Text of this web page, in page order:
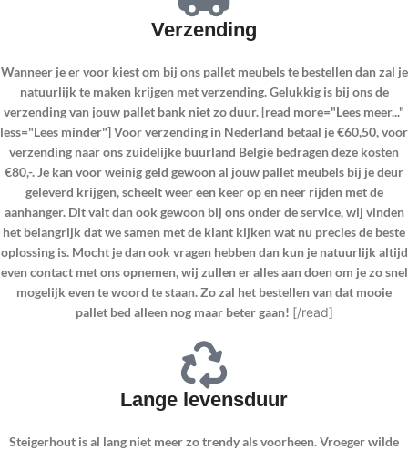
Verzending
Wanneer je er voor kiest om bij ons pallet meubels te bestellen dan zal je
natuurlijk te maken krijgen met verzending. Gelukkig is bij ons de
verzending van jouw pallet bank niet zo duur. [read more="Lees meer..."
less="Lees minder"] Voor verzending in Nederland betaal je €60,50, voor
verzending naar ons zuidelijke buurland België bedragen deze kosten
€80,-. Je kan voor weinig geld gewoon al jouw pallet meubels bij je deur
geleverd krijgen, scheelt weer een keer op en neer rijden met de
aanhanger. Dit valt dan ook gewoon bij ons onder de service, wij vinden
het belangrijk dat we samen met de klant kijken wat nu precies de beste
oplossing is. Mocht je dan ook vragen hebben dan kun je natuurlijk altijd
even contact met ons opnemen, wij zullen er alles aan doen om je zo snel
mogelijk even te woord te staan. Zo zal het bestellen van dat mooie
pallet bed alleen nog maar beter gaan! [/read]
Lange levensduur
Steigerhout is al lang niet meer zo trendy als voorheen. Vroeger wilde